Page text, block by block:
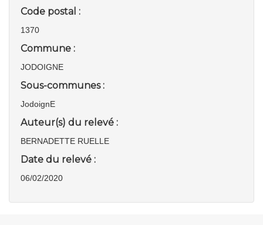
Code postal :
1370
Commune :
JODOIGNE
Sous-communes :
JodoignE
Auteur(s) du relevé :
BERNADETTE RUELLE
Date du relevé :
06/02/2020